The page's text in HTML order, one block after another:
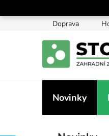
na
Doprava
Novinky
Přeskočit